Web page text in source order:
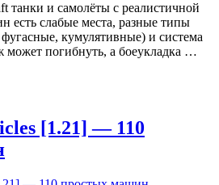
танки и самолёты с реалистичной
есть слабые места, разные типы
кумулятивные) и система
погибнуть, а боеукладка …
[1.21] — 110